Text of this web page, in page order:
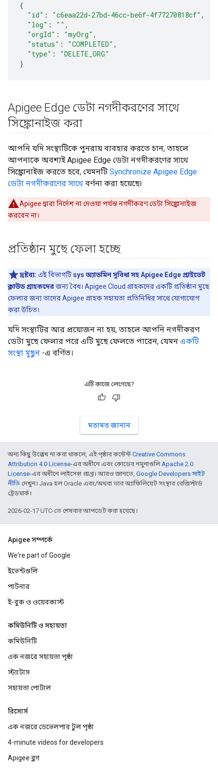
{
"id" : "c6eaa22d-27bd-46cc-be6f-4f77270818cf" ,
"log" : "" ,
"orgId" : "myOrg" ,
"status" : "COMPLETED" ,
"type" :
"DELETE_ORG"
}
Apigee Edge ডেটা নগদীকরণের সাথে
সিঙ্ক্রোনাইজ করা
আপনি যদি সংস্থাটিকে পুনরায় ব্যবহার করতে চান, তাহলে
আপনাকে অবশ্যই Apigee Edge ডেটা নগদীকরণের সাথে
সিঙ্ক্রোনাইজ করতে হবে, যেমনটি Synchronize Apigee Edge
ডেটা নগদীকরণের সাথে বর্ণনা করা হয়েছে৷
Apigee দ্বারা নির্দেশ না দেওয়া পর্যন্ত নগদীকরণ ডেটা সিঙ্ক্রোনাইজ
করবেন না।
প্রতিষ্ঠান মুছে ফেলা হচ্ছে
দ্রষ্টব্য: এই বিভাগটি sys অ্যাডমিন সুবিধা সহ Apigee Edge প্রাইভেট
ক্লাউড গ্রাহকদেরজন্য বৈধ। Apigee Cloud গ্রাহকদের একটি প্রতিষ্ঠান মুছে
ফেলার জন্য তাদের Apigee গ্রাহক সহায়তা প্রতিনিধির সাথে যোগাযোগ
করা উচিত।
যদি সংস্থাটির আর প্রয়োজন না হয়, তাহলে আপনি নগদীকরণ
ডেটা মুছে ফেলার পরে এটি মুছে ফেলতে পারেন, যেমন একটি
সংস্থা মুছুন -এ বর্ণিত।
এটি কাজে লেগেছে?
মতামত জানান
অন্য কিছু উল্লেখ না করা থাকলে, এই পৃষ্ঠার কন্টেন্ট Creative Commons
Attribution 4.0 License-এর অধীনে এবং কোডের নমুনাগুলিApache 2.0
License-এর অধীনে লাইসেন্স প্রাপ্ত। আরও জানতে, Google Developers সাইট
নীতি দেখুন। Java হল Oracle এবং/অথবা তার অ্যাফিলিয়েট সংস্থার রেজিস্টার্ড
ট্রেডমার্ক।
2026-02-17 UTC-তে শেষবার আপডেট করা হয়েছে।
Apigee সম্পর্কে
We're part of Google
ইভেন্টগুলি
পার্টনার
ই-বুক ও ওয়েবকাস্ট
কমিউনিটি ও সহায়তা
কমিউনিটি
এক নজরে সহায়তা পৃষ্ঠা
স্ট্যাটাস
সহায়তা পোর্টাল
রিসোর্স
এক নজরে ডেভেলপার টুল পৃষ্ঠা
4-minute videos for developers
Apigee ব্লগ